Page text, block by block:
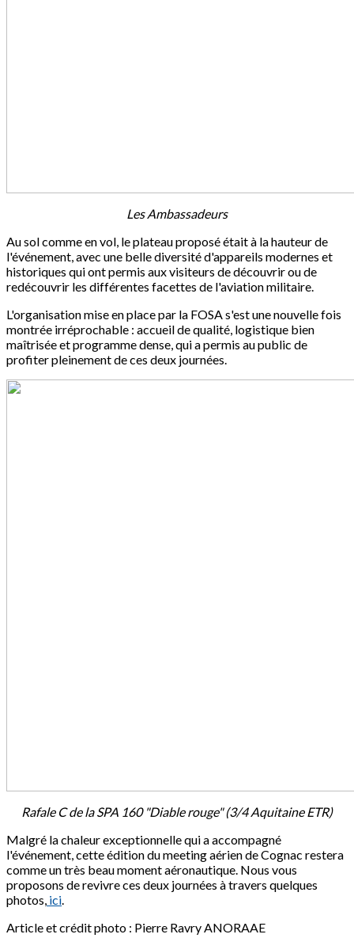
Les Ambassadeurs
Au sol comme en vol, le plateau proposé était à la hauteur de
l'événement, avec une belle diversité d'appareils modernes et
historiques qui ont permis aux visiteurs de découvrir ou de
redécouvrir les différentes facettes de l'aviation militaire.
L'organisation mise en place par la FOSA s'est une nouvelle fois
montrée irréprochable : accueil de qualité, logistique bien
maîtrisée et programme dense, qui a permis au public de
profiter pleinement de ces deux journées.
Rafale C de la SPA 160 "Diable rouge" (3/4 Aquitaine ETR)
Malgré la chaleur exceptionnelle qui a accompagné
l'événement, cette édition du meeting aérien de Cognac restera
comme un très beau moment aéronautique. Nous vous
proposons de revivre ces deux journées à travers quelques
photos, ici.
Article et crédit photo : Pierre Ravry ANORAAE